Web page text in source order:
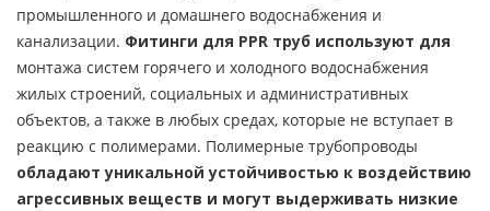
промышленного и домашнего водоснабжения и
канализации. Фитинги для PPR труб используют для
монтажа систем горячего и холодного водоснабжения
жилых строений, социальных и административных
объектов, а также в любых средах, которые не вступает в
реакцию с полимерами. Полимерные трубопроводы
обладают уникальной устойчивостью к воздействию
агрессивных веществ и могут выдерживать низкие